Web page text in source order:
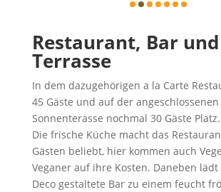
Restaurant, Bar und
Terrasse
In dem dazugehörigen a la Carte
45 Gäste und auf der angeschlossenen
Sonnenterasse nochmal 30 Gäste Platz.
Die frische Küche macht das
Gästen beliebt, hier kommen auch
Veganer auf ihre Kosten. Daneben
Deco gestaltete Bar zu einem feucht